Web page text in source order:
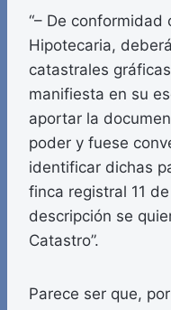
“– De
Hipotecaria,
catastrales
manifiesta en su
aportar la
poder y fuese
identificar dichas
finca registral 11
descripción se
Catastro”.
Parece ser que,